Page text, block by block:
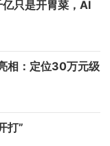
只是开胃菜，AI
相：定位30万元级
打”